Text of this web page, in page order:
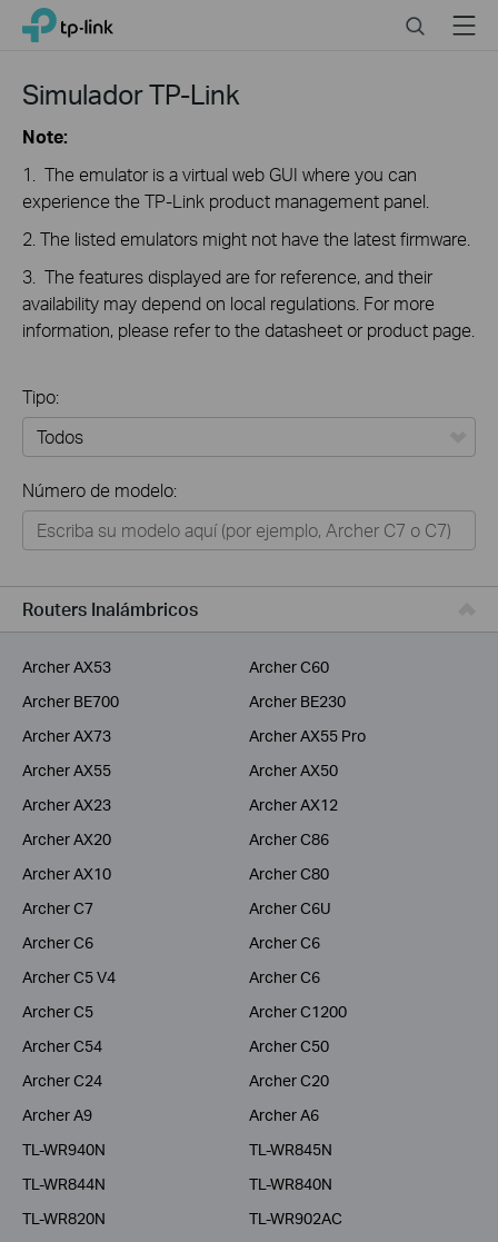
Click
navigation
TP-Link, Reliably Smart SearchMenu
Simulador TP-Link
Note:
1. The emulator is a virtual web GUI where you can
experience the TP-Link product management panel.
2. The listed emulators might not have the latest firmware.
3. The features displayed are for reference, and their
availability may depend on local regulations. For more
information, please refer to the datasheet or product page.
Tipo:
Hogar
Tapo
Negocios
ISPs
Número de modelo:
Routers Inalámbricos
Archer AX53
Archer C60
Archer BE700
Archer BE230
Archer AX73
Archer AX55 Pro
Archer AX55
Archer AX50
Archer AX23
Archer AX12
Archer AX20
Archer C86
Archer AX10
Archer C80
Archer C7
Archer C6U
Archer C6
Archer C6
Archer C5 V4
Archer C6
Archer C5
Archer C1200
Archer C54
Archer C50
Archer C24
Archer C20
Archer A9
Archer A6
TL-WR940N
TL-WR845N
TL-WR844N
TL-WR840N
TL-WR820N
TL-WR902AC